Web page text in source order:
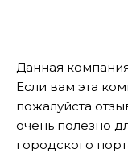
Данная
Если вам эта
пожалуйста
очень полезно
городского